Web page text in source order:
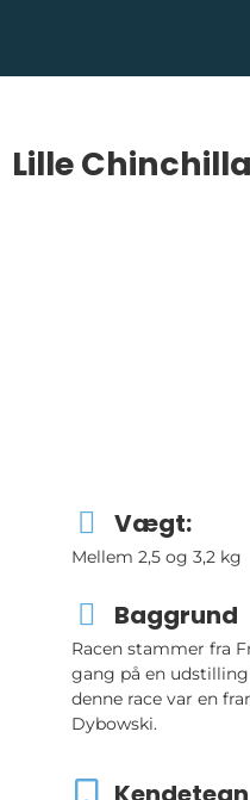
Lille Chinchilla
Vægt:
Mellem 2,5 og 3,2 kg
Baggrund
Racen stammer fra
gang på en udstilling
denne race var en
Dybowski.